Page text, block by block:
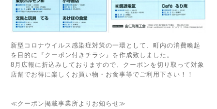
新型コロナウイルス感染症対策の一環として、町内の消費喚起
を目的に『クーポン付きチラシ』を作成致しました。
8月広報に折込みしておりますので、クーポンを切り取って対象
店舗でお得に楽しくお買い物・お食事等でご利用下さい！！
≪クーポン掲載事業所よりお知らせ≫